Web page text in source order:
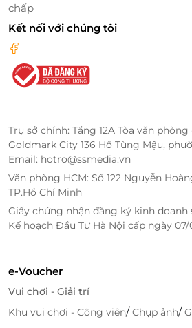
Từ những bản nhạc mang
dòng”, “Tìm Hani”, “Gom”...
hóa các dân tộc thiểu số Việt
chỉ bằngâm thanh và cảm
dưỡng
LifeLink – Nền tảng đặt
voucher giảm giá cực
chấp
Kết nối với chúng tôi
Trụ sở chính: Tầng 12A Tòa văn phòng
Goldmark City 136 Hồ Tùng Mậu,
Email: hotro@ssmedia.vn
Văn phòng HCM: Số 122 Nguyễn
TP.Hồ Chí Minh
Giấy chứng nhận đăng ký kinh doanh
Kế hoạch Đầu Tư Hà Nội cấp ngày 07/
e-Voucher
Vui chơi - Giải trí
Khu vui chơi - Công viên/Chụp ảnh/